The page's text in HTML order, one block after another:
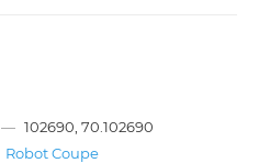
— 102690, 70.102690
Robot Coupe